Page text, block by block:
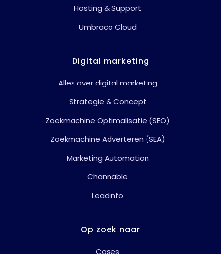
Hosting & Support
Umbraco Cloud
Digital marketing
Alles over digital marketing
Strategie & Concept
Zoekmachine Optimalisatie (SEO)
Zoekmachine Adverteren (SEA)
Marketing Automation
Channable
Leadinfo
Op zoek naar
Cases